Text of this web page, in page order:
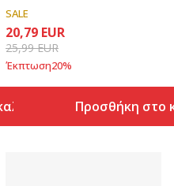
SALE
20,79 EUR
25,99EUR
Έκπτωση20%
Προσθήκη στο